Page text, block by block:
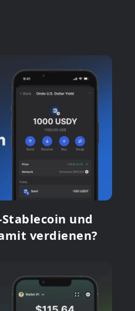
Stablecoin und
verdienen?